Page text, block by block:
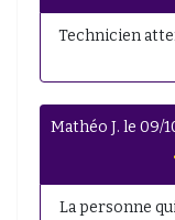
Technicien
Mathéo J. le 09/
La personne